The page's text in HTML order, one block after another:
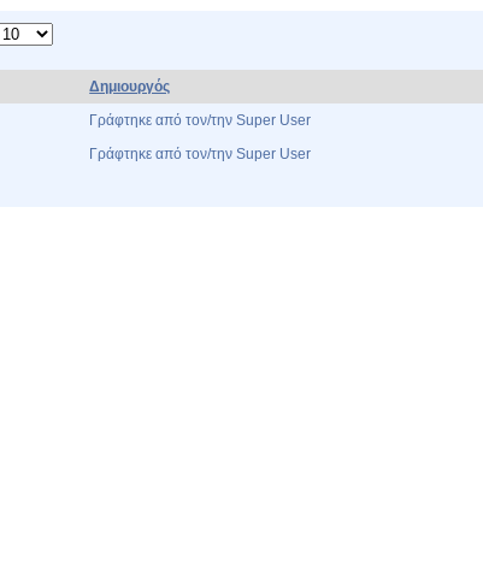
Δημιουργός
Γράφτηκε από τον/την Super User
Γράφτηκε από τον/την Super User